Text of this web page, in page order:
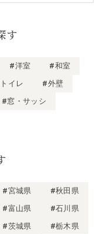
す
#洋室
#和室
イレ
#外壁
#窓・サッシ
#宮城県
#秋田県
#富山県
#石川県
#茨城県
#栃木県